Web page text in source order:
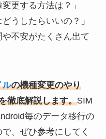
更する方法は？」
うしたらいいの？」
不安がたくさん出て
ルの機種変更のやり
徹底解説します。SIM
毎のデータ移行の
、ぜひ参考にしてく